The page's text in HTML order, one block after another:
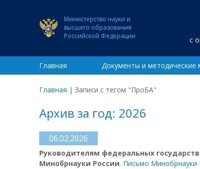
Министерство науки и
высшего образования
Российской Федерации
с
Главная Документы и методические
Главная | Записи с тегом "ПроБА"
Архив за год: 2026
06.02.2026
Руководителям федеральных
Минобрнауки России. Письмо Минобрнауки